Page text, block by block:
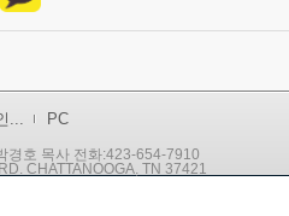
... PC
경호 목사 전화:423-654-7910
CHATTANOOGA, TN 37421